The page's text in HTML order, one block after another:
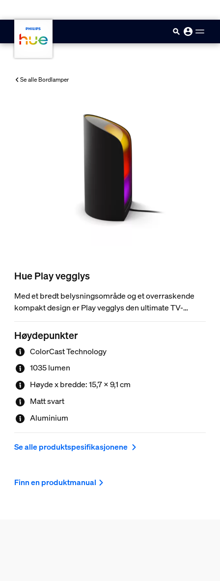
Se alle Bordlamper
Hue Play vegglys
Med et bredt belysningsområde og et overraskende
kompakt design er Play vegglys den ultimate TV-
forbedringen. ColorCast-teknologi og et elegant design
i aluminium gjør det til det perfekte tillegget for
hjemmekinoen (eller andre steder).
Høydepunkter
ColorCast Technology
1035 lumen
Høyde x bredde: 15,7 x 9,1 cm
Matt svart
Aluminium
Se alle produktspesifikasjonene
Finn en produktmanual